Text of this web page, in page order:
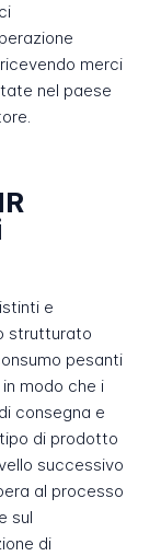
merci
nel paese
e
strutturato
pesanti
modo che i
consegna e
di prodotto
successivo
al processo
sul
di